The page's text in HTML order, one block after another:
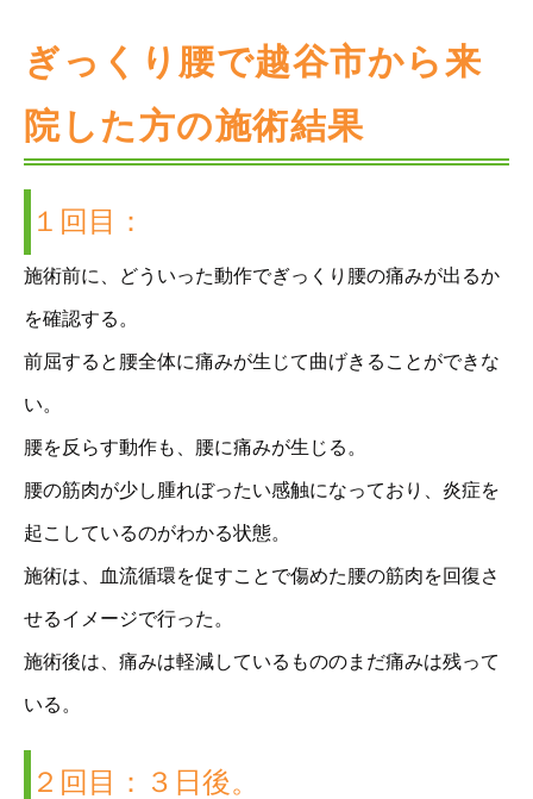
ぎっくり腰で越谷市から来
院した方の施術結果
１回目：
施術前に、どういった動作でぎっくり腰の痛みが出るか
を確認する。
前屈すると腰全体に痛みが生じて曲げきることができな
い。
腰を反らす動作も、腰に痛みが生じる。
腰の筋肉が少し腫れぼったい感触になっており、炎症を
起こしているのがわかる状態。
施術は、血流循環を促すことで傷めた腰の筋肉を回復さ
せるイメージで行った。
施術後は、痛みは軽減しているもののまだ痛みは残って
いる。
２回目：３日後。